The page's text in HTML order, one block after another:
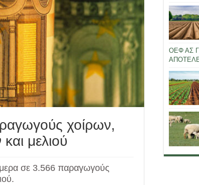
χοίρων,
μελιού
σε 3.566 παραγωγούς
ΟΕΦ ΑΣ